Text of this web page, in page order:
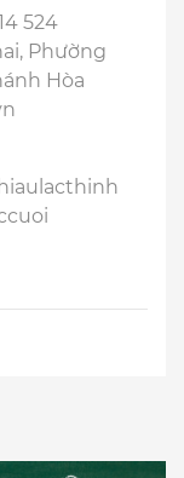
524
Phường
Hòa